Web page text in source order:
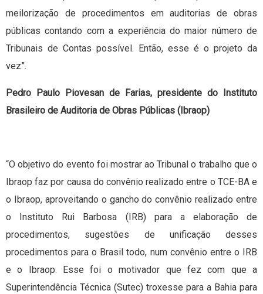
meilorização de procedimentos em auditorias de obras
públicas contando com a experiência do maior número de
Tribunais de Contas possível. Então, esse é o projeto da
vez”.
Pedro Paulo Piovesan de Farias, presidente do Instituto
Brasileiro de Auditoria de Obras Públicas (Ibraop)
“O objetivo do evento foi mostrar ao Tribunal o trabalho que o
Ibraop faz por causa do convênio realizado entre o TCE-BA e
o Ibraop, aproveitando o gancho do convênio realizado entre
o Instituto Rui Barbosa (IRB) para a elaboração de
procedimentos, sugestões de unificação desses
procedimentos para o Brasil todo, num convênio entre o IRB
e o Ibraop. Esse foi o motivador que fez com que a
Superintendência Técnica (Sutec) troxesse para a Bahia para